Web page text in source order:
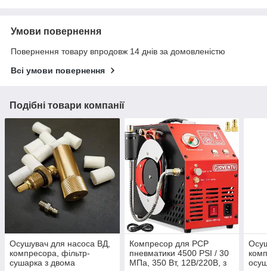
Умови повернення
Повернення товару впродовж 14 днів за домовленістю
Всі умови повернення
Подібні товари компанії
Осушувач для насоса ВД,
компресора, фільтр-
сушарка з двома
Компресор для PCP
пневматики 4500 PSI / 30
МПа, 350 Вт, 12В/220В, з